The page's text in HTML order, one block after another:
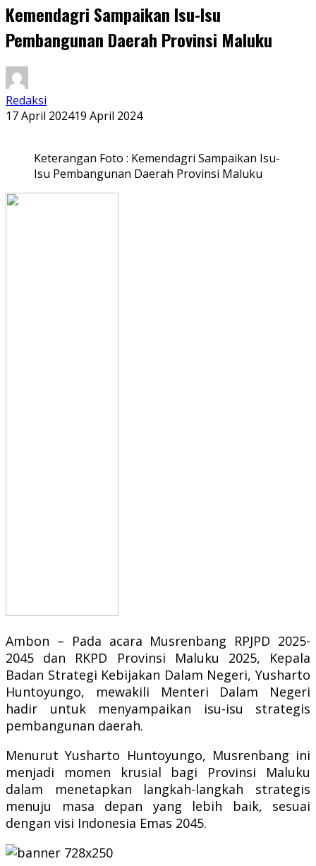
Kemendagri Sampaikan Isu-Isu
Pembangunan Daerah Provinsi Maluku
Redaksi
17 April 202419 April 2024
Keterangan Foto : Kemendagri Sampaikan Isu-
Isu Pembangunan Daerah Provinsi Maluku
Ambon – Pada acara Musrenbang RPJPD 2025-
2045 dan RKPD Provinsi Maluku 2025, Kepala
Badan Strategi Kebijakan Dalam Negeri, Yusharto
Huntoyungo, mewakili Menteri Dalam Negeri
hadir untuk menyampaikan isu-isu strategis
pembangunan daerah.
Menurut Yusharto Huntoyungo, Musrenbang ini
menjadi momen krusial bagi Provinsi Maluku
dalam menetapkan langkah-langkah strategis
menuju masa depan yang lebih baik, sesuai
dengan visi Indonesia Emas 2045.